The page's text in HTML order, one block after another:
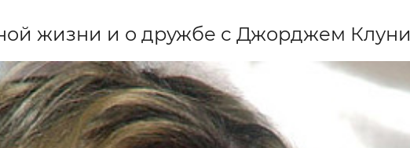
жизни и о дружбе с Джорджем Клуни